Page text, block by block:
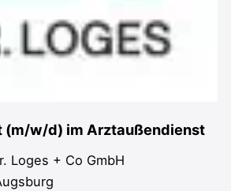
(m/w/d) im Arztaußendienst
Loges + Co GmbH